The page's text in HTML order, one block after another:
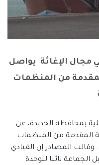
مجال الإغاثة يواصل
من المنظمات
بمحافظة الحديدة، عن
المقدمة من المنظمات
وقالت المصادر إن القيادي
نائبا للوحدة